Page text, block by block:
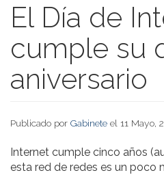
El Día de
cumple su
aniversario
Publicado por Gabinete el 11 Mayo,
Internet cumple cinco años
esta red de redes es un poco